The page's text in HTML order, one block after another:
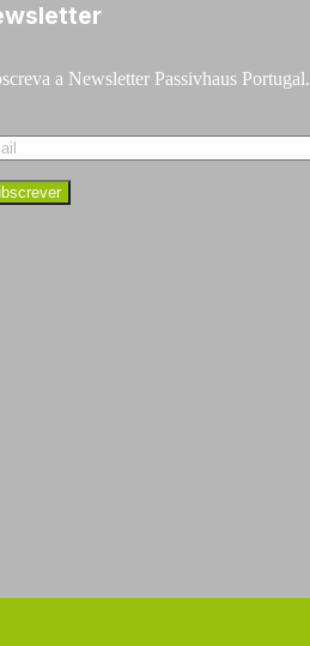
a Newsletter Passivhaus Portugal.